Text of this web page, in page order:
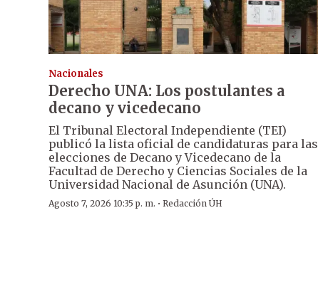
Nacionales
Derecho UNA: Los postulantes a
decano y vicedecano
El Tribunal Electoral Independiente (TEI)
publicó la lista oficial de candidaturas para las
elecciones de Decano y Vicedecano de la
Facultad de Derecho y Ciencias Sociales de la
Universidad Nacional de Asunción (UNA).
Agosto 7, 2026 10:35 p. m. · Redacción ÚH